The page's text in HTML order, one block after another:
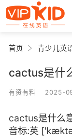
首页 青少儿英
cactus是什
有资有料 2025-
cactus是什么
音标:英